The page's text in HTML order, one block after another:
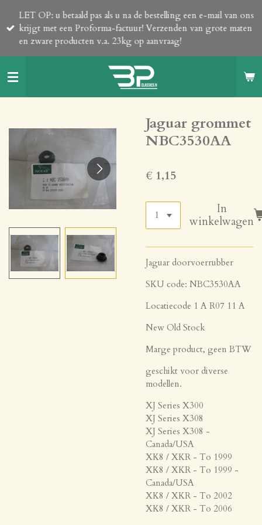
direct
LET OP: u betaald pas als u na de bestelling een e-mail van ons
krijgt met een Proforma-factuur! Verzenden van grote maten
en zware producten v.a. 23kg op aanvraag!
Jaguar grommet
NBC3530AA
€ 1,15
In
winkelwagen
Jaguar doorvoerrubber
SKU code: NBC3530AA
Locatiecode 1 A R07 11 A
New Old Stock
Marge product, geen BTW
geschikt voor diverse
modellen.
XJ Series X300
XJ Series X308
XJ Series X308 -
Canada/USA
XK8 / XKR - To 1999
XK8 / XKR - To 1999 -
Canada/USA
XK8 / XKR - To 2002
XK8 / XKR - To 2006